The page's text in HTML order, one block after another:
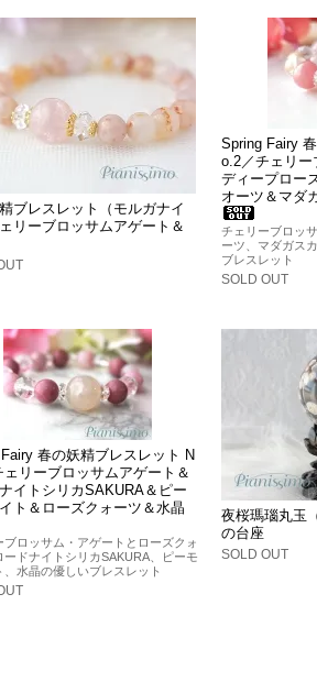
ブレスレット（モルガナイ
リーブロッサムアゲート＆
Spring Fairy
o.2／チェリー
ディープロー
オーツ＆マダ
チェリーブロッ
ーツ、マダガス
ブレスレット
SOLD OUT
春の妖精ブレスレット N
ェリーブロッサムアゲート＆
イトシリカSAKURA＆ピー
ト＆ローズクォーツ＆水晶
ブロッサム・アゲートとローズクォ
ードナイトシリカSAKURA、ピーモ
、水晶の優しいブレスレット
夜桜瑪瑙丸玉
の台座
SOLD OUT